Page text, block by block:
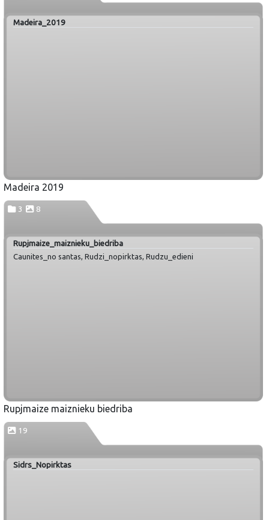
Madeira_2019
Madeira 2019
3 8
Rupjmaize_maiznieku_biedriba
Caunites_no santas, Rudzi_nopirktas, Rudzu_edieni
Rupjmaize maiznieku biedriba
19
Sidrs_Nopirktas